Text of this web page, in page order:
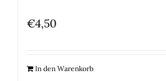
€4,50
In den Warenkorb